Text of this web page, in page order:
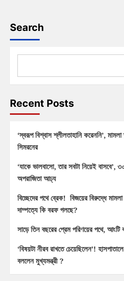
Search
Recent Posts
‘স্বরূপ বিশ্বাস শ্লীলতাহানি করেননি’, মামলা
সিমরনের
‘যাকে ভালবাসো, তার সবটা নিয়েই
অপরাজিতা আঢ্য
বিচ্ছেদের পথে ব্রেক! বিজয়ের বিরুদ্ধে
দাম্পত্যে কি বরফ গলছে?
সাড়ে তিন বছরের প্রেম পরিণয়ের পথে,
‘বিষয়টা নীরব রাখতে চেয়েছিলেন’!
বললেন মুখ্যমন্ত্রী ?